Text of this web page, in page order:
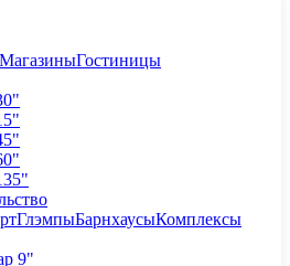
МагазиныГостиницы
ГлэмпыБарнхаусыКомплексы
9"